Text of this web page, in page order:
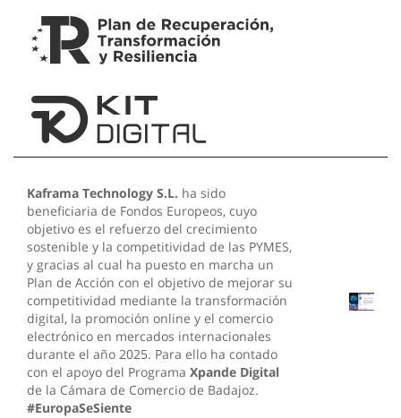
Kaframa Technology S.L. ha sido
beneficiaria de Fondos Europeos, cuyo
objetivo es el refuerzo del crecimiento
sostenible y la competitividad de las PYMES,
y gracias al cual ha puesto en marcha un
Plan de Acción con el objetivo de mejorar su
competitividad mediante la transformación
digital, la promoción online y el comercio
electrónico en mercados internacionales
durante el año 2025. Para ello ha contado
con el apoyo del Programa Xpande Digital
de la Cámara de Comercio de Badajoz.
#EuropaSeSiente